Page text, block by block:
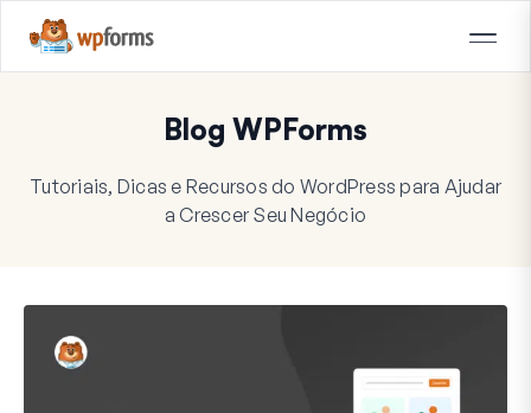
Blog WPForms
Tutoriais, Dicas e Recursos do WordPress para Ajudar
a Crescer Seu Negócio